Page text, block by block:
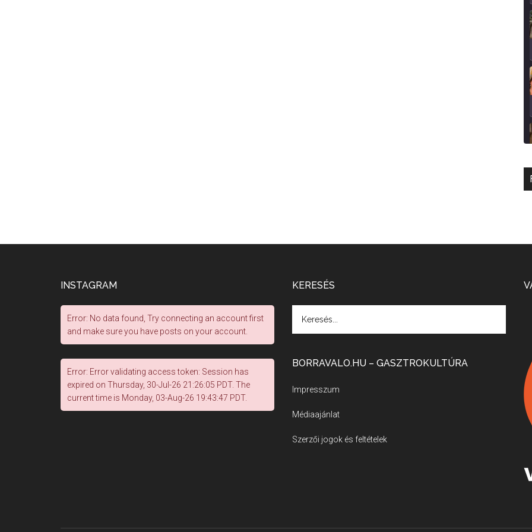
INSTAGRAM
Error: No data found, Try connecting an account first
and make sure you have posts on your account.
Error: Error validating access token: Session has
expired on Thursday, 30-Jul-26 21:26:05 PDT. The
current time is Monday, 03-Aug-26 19:43:47 PDT.
KERESÉS
BORRAVALO.HU – GASZTROKULTÚRA
Impresszum
Médiaajánlat
Szerzői jogok és feltételek